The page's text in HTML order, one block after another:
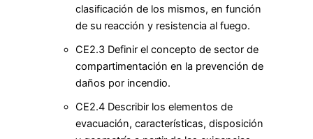
clasificación de los mismos, en función
de su reacción y resistencia al fuego.
CE2.3 Definir el concepto de sector de
compartimentación en la prevención de
daños por incendio.
CE2.4 Describir los elementos de
evacuación, características, disposición